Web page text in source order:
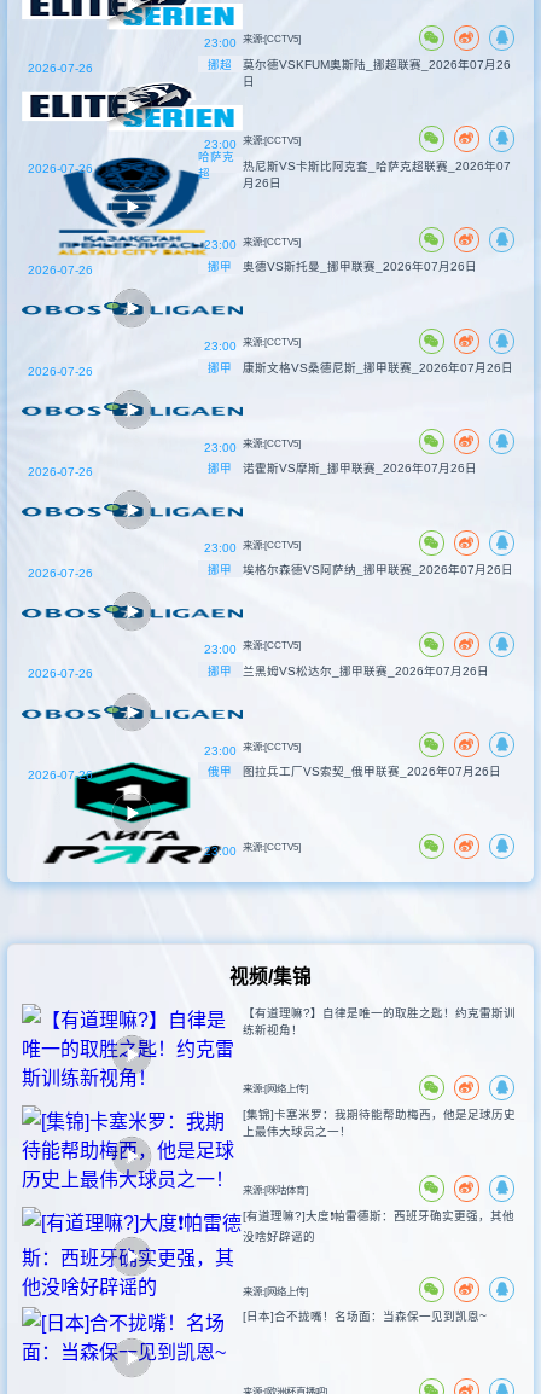
23:00 来源:[CCTV5]
挪超
23:00
2026-07-26
莫尔德VSKFUM奥斯陆_挪超联赛_2026年07月26
日
来源:[CCTV5]
哈萨克
超
23:00
2026-07-26
热尼斯VS卡斯比阿克套_哈萨克超联赛_2026年07
月26日
来源:[CCTV5]
挪甲
23:00
2026-07-26 奥德VS斯托曼_挪甲联赛_2026年07月26日
来源:[CCTV5]
挪甲
23:00
2026-07-26 康斯文格VS桑德尼斯_挪甲联赛_2026年07月26日
来源:[CCTV5]
挪甲
23:00
2026-07-26 诺霍斯VS摩斯_挪甲联赛_2026年07月26日
来源:[CCTV5]
挪甲
23:00
2026-07-26 埃格尔森德VS阿萨纳_挪甲联赛_2026年07月26日
来源:[CCTV5]
挪甲
23:00
2026-07-26 兰黑姆VS松达尔_挪甲联赛_2026年07月26日
来源:[CCTV5]
俄甲
23:00
2026-07-26 图拉兵工厂VS索契_俄甲联赛_2026年07月26日
来源:[CCTV5]
视频/集锦
【有道理嘛?】自律是唯一的取胜之匙！约克雷斯训
练新视角！
来源:[网络上传]
[集锦]卡塞米罗：我期待能帮助梅西，他是足球历史
上最伟大球员之一！
来源:[咪咕体育]
[有道理嘛?]大度❗️帕雷德斯：西班牙确实更强，其他
没啥好辟谣的
来源:[网络上传]
[日本]合不拢嘴！名场面：当森保一见到凯恩~